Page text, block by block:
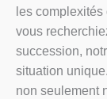
les
vous
succession,
situation
non seulement